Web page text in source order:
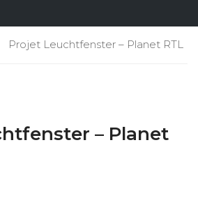
Projet Leuchtfenster – Planet RTL
– Planet